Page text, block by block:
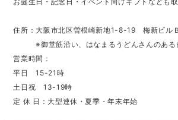
住所：大阪市北区曽根崎新地1-8-19 梅新ビル
※御堂筋沿い、はなまるうどんさんのあるビ
営業時間：
平日 15-21時
土日祝 13-19時
定 休 日：大型連休・夏季・年末年始